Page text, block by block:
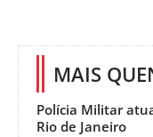
MAIS
Polícia Militar
Rio de Janeiro